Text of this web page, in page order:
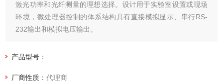
激光功率和光纤测量的理想选择。设计用于实验室设置或现场
环境，微处理器控制的体系结构具有直接模拟显示、串行RS-
232输出和模拟电压输出。
产品型号：
厂商性质：代理商